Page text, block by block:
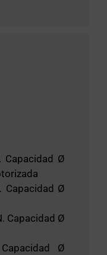
Capacidad Ø
Capacidad Ø
Capacidad Ø
Ø